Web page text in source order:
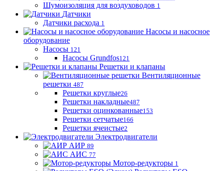
Шумоизоляция для воздуховодов 1
Датчики
Датчики расхода 1
Насосы и насосное
оборудование
Насосы 121
Насосы Grundfos121
Решетки и клапаны
Вентиляционные
решетки 487
Решетки круглые26
Решетки накладные487
Решетки оцинкованные153
Решетки сетчатые166
Решетки ячеистые2
Электродвигатели
АИР 89
АИС 77
Мотор-редукторы 1